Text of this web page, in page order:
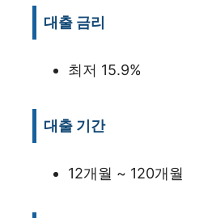
대출 금리
최저 15.9%
대출 기간
12개월 ~ 120개월